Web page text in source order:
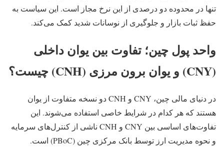
تنها در محدوده دو درصدی از این نرخ مجاز است. این سیاست به
حفظ ثبات بازار و جلوگیری از نوسانات شدید کمک می‌کند.
واحد پول چین؛ تفاوت بین یوان داخلی
(CNY) و یوان برون‌ مرزی (CNH) چیست؟
در دنیای مالی چین، CNY و CNH دو نسخه متفاوت از یوان
هستند که هر کدام در شرایط خاصی استفاده می‌شوند. این
تفاوت‌های اساسی بین CNY و CNH ناشی از کنترل‌های سرمایه
و نحوه مدیریت ارز توسط بانک مرکزی چین (PBoC) است.